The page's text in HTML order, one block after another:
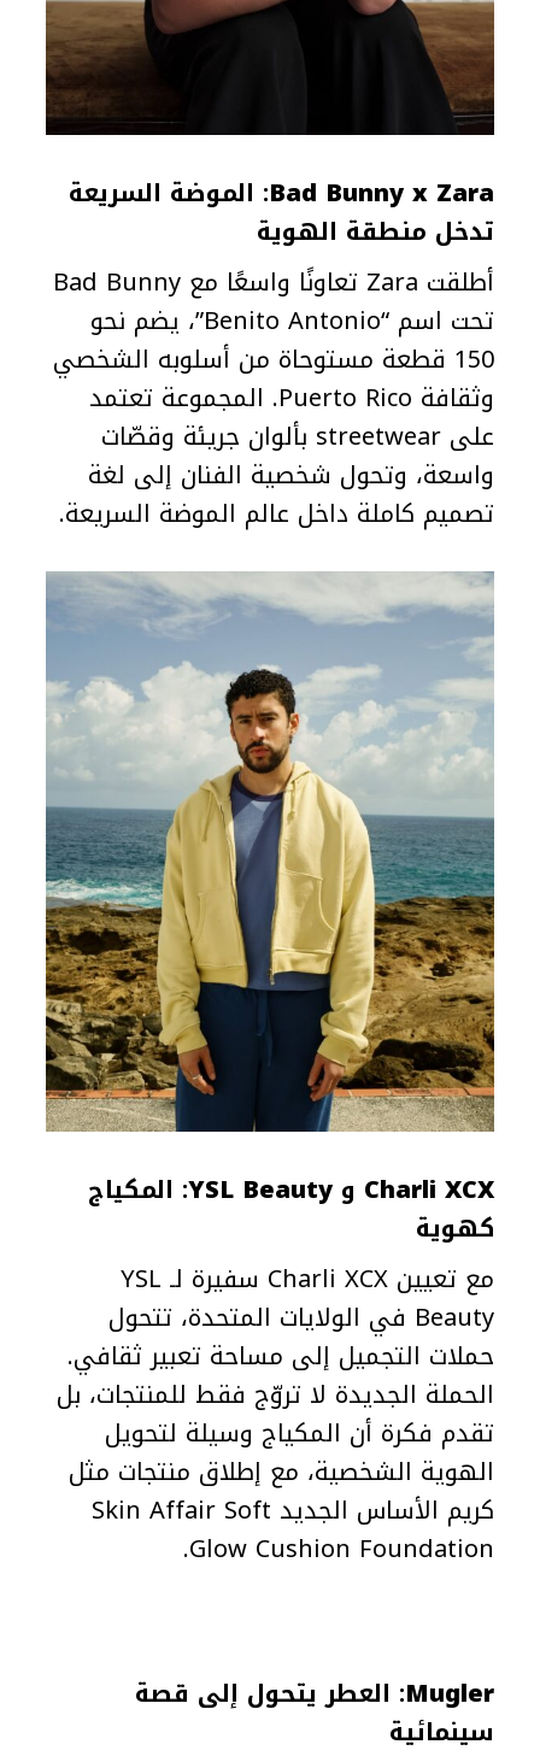
Bad Bunny x Zara: الموضة السريعة
تدخل منطقة الهوية
أطلقت Zara تعاونًا واسعًا مع Bad Bunny
تحت اسم “Benito Antonio”، يضم نحو
150 قطعة مستوحاة من أسلوبه الشخصي
وثقافة Puerto Rico. المجموعة تعتمد
على streetwear بألوان جريئة وقصّات
واسعة، وتحول شخصية الفنان إلى لغة
تصميم كاملة داخل عالم الموضة السريعة.
Charli XCX و YSL Beauty: المكياج
كهوية
مع تعيين Charli XCX سفيرة لـ YSL
Beauty في الولايات المتحدة، تتحول
حملات التجميل إلى مساحة تعبير ثقافي.
الحملة الجديدة لا تروّج فقط للمنتجات، بل
تقدم فكرة أن المكياج وسيلة لتحويل
الهوية الشخصية، مع إطلاق منتجات مثل
كريم الأساس الجديد Skin Affair Soft
Glow Cushion Foundation.
Mugler: العطر يتحول إلى قصة
سينمائية